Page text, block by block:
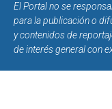
El Portal no se
para la publicación o
y contenidos de
de interés general con